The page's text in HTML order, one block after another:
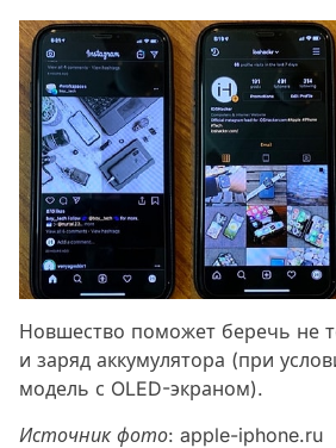
Новшество поможет беречь не
и заряд аккумулятора (при
модель с OLED-экраном).
Источник фото: apple-iphone.ru